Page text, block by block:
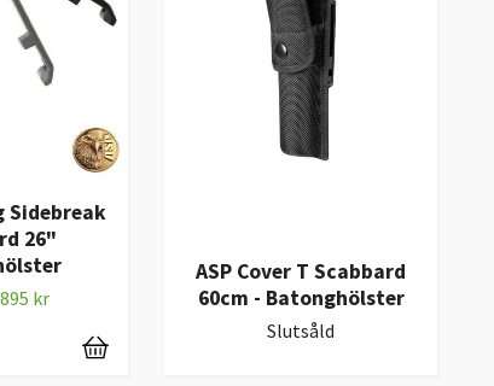
Sidebreak
26"
895 kr
ASP Cover T Scabbard
60cm - Batonghölster
Slutsåld